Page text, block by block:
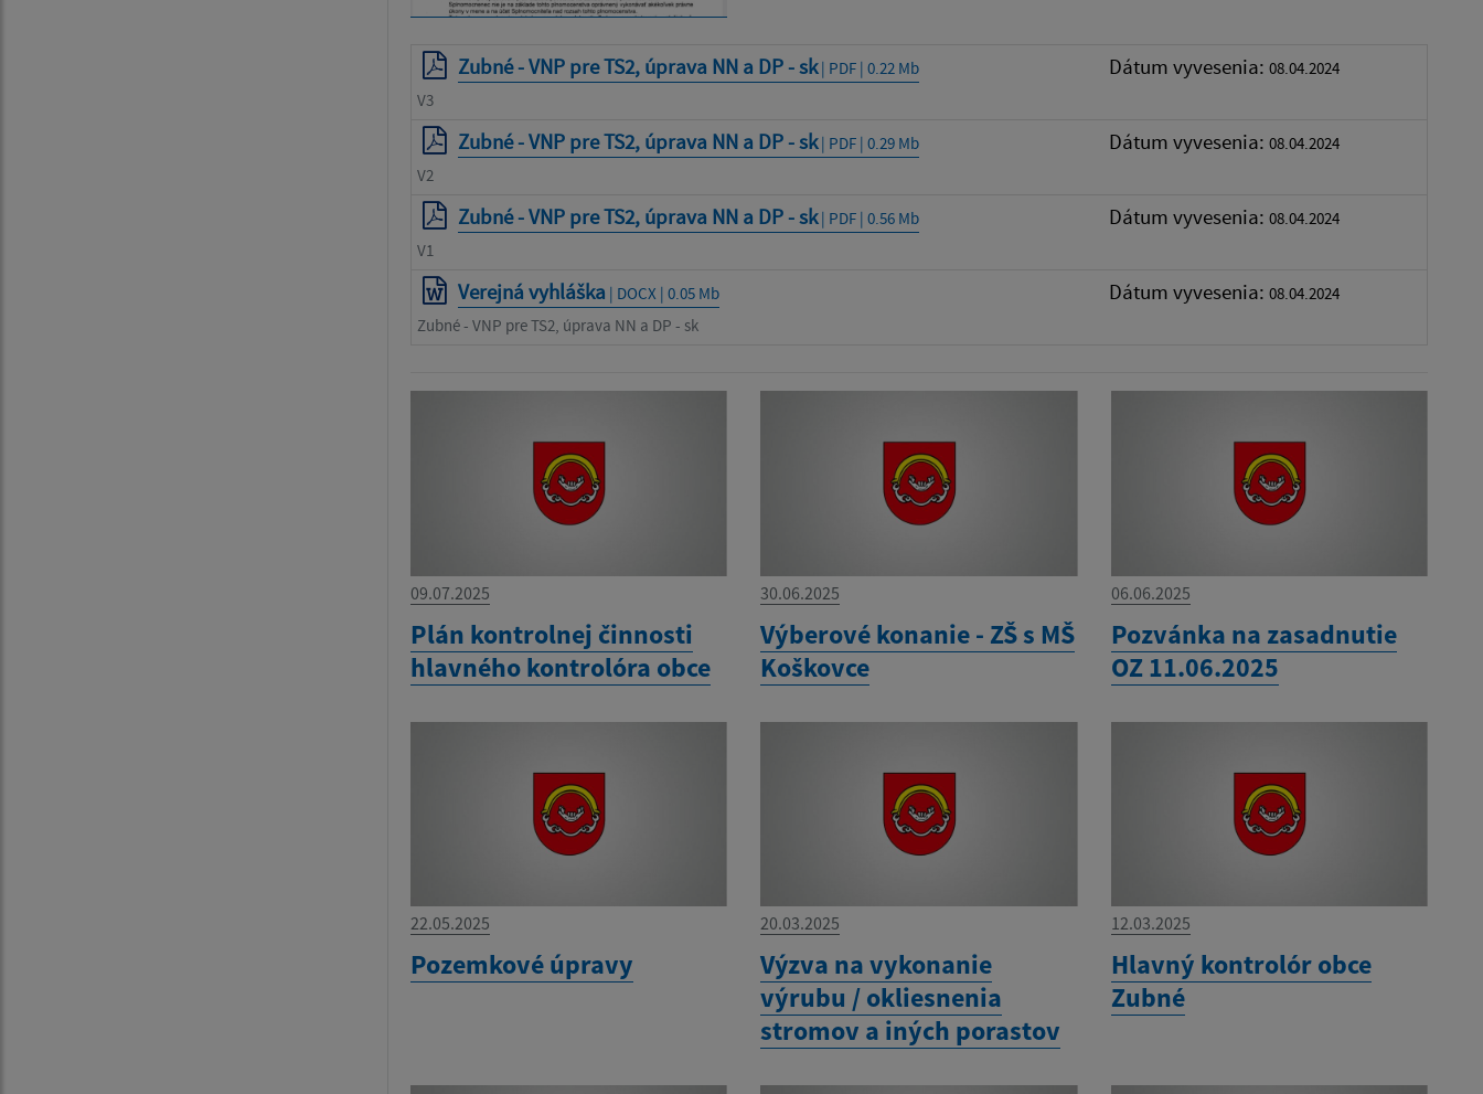
Zubné - VNP pre TS2, úprava NN a DP - sk| PDF | 0.22 Mb Dátum vyvesenia: 08.04.2024
V3
Zubné - VNP pre TS2, úprava NN a DP - sk| PDF | 0.29 Mb Dátum vyvesenia: 08.04.2024
V2
Zubné - VNP pre TS2, úprava NN a DP - sk| PDF | 0.56 Mb Dátum vyvesenia: 08.04.2024
V1
Verejná vyhláška | DOCX | 0.05 Mb Dátum vyvesenia: 08.04.2024
Zubné - VNP pre TS2, úprava NN a DP - sk
09.07.2025
Plán kontrolnej činnosti
hlavného kontrolóra obce
30.06.2025
Výberové konanie - ZŠ s MŠ
Koškovce
06.06.2025
Pozvánka na zasadnutie
OZ 11.06.2025
22.05.2025
Pozemkové úpravy
20.03.2025
Výzva na vykonanie
výrubu / okliesnenia
stromov a iných porastov
12.03.2025
Hlavný kontrolór obce
Zubné